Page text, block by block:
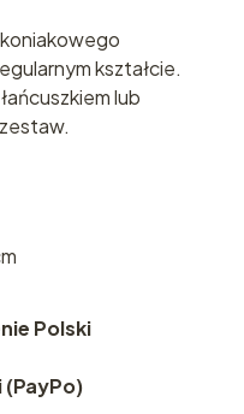
kształcie.
lub
Polski
(PayPo)